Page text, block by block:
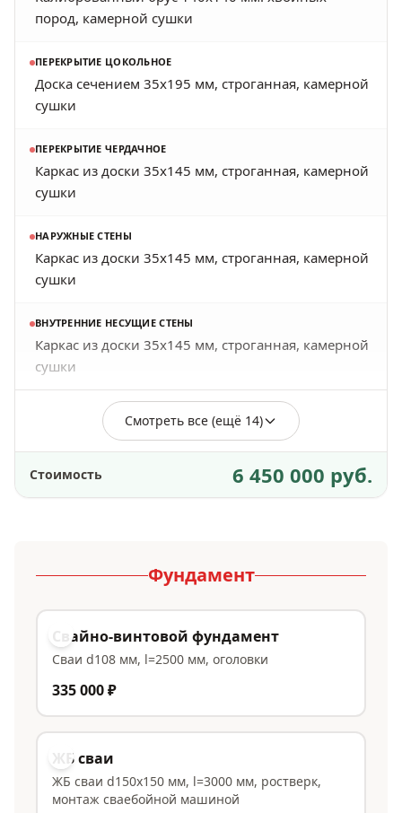
пород, камерной сушки
ПЕРЕКРЫТИЕ ЦОКОЛЬНОЕ
Доска сечением 35х195 мм, строганная, камерной
сушки
ПЕРЕКРЫТИЕ ЧЕРДАЧНОЕ
Каркас из доски 35х145 мм, строганная, камерной
сушки
НАРУЖНЫЕ СТЕНЫ
Каркас из доски 35х145 мм, строганная, камерной
сушки
ВНУТРЕННИЕ НЕСУЩИЕ СТЕНЫ
Каркас из доски 35х145 мм, строганная, камерной
сушки
Смотреть все (ещё 14)
Стоимость 6 450 000 руб.
Фундамент
Свайно-винтовой фундамент
Сваи d108 мм, l=2500 мм, оголовки
335 000 ₽
ЖБ сваи
ЖБ сваи d150x150 мм, l=3000 мм, ростверк,
монтаж сваебойной машиной